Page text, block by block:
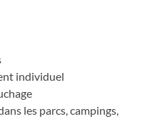
individuel
les parcs, campings,